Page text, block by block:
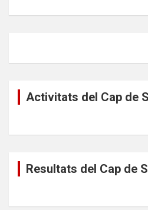
Activitats del Cap de
Resultats del Cap de